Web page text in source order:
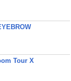
Tour X